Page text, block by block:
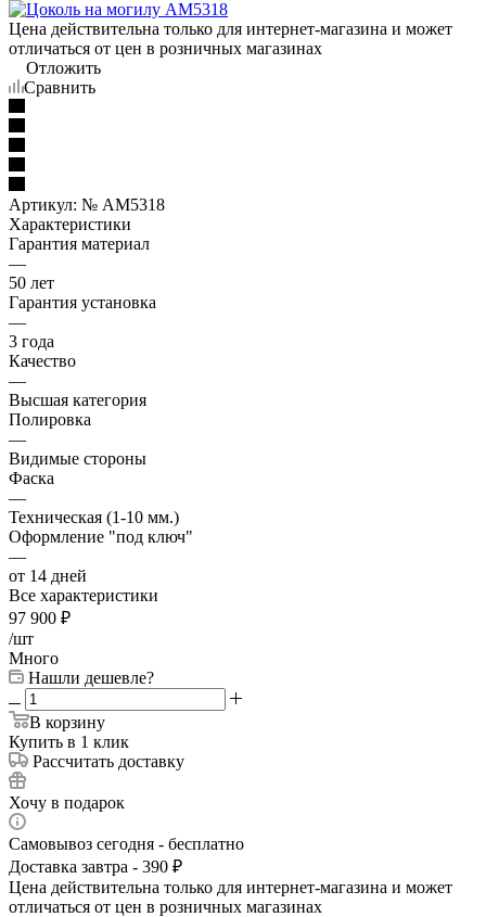
Цена действительна только для интернет-магазина и может
отличаться от цен в розничных магазинах
Отложить
Сравнить
Артикул: № AM5318
Характеристики
Гарантия материал
—
50 лет
Гарантия установка
—
3 года
Качество
—
Высшая категория
Полировка
—
Видимые стороны
Фаска
—
Техническая (1-10 мм.)
Оформление "под ключ"
—
от 14 дней
Все характеристики
97 900 ₽
/шт
Много
Нашли дешевле?
В корзину
Купить в 1 клик
Рассчитать доставку
Хочу в подарок
Самовывоз сегодня - бесплатно
Доставка завтра - 390 ₽
Цена действительна только для интернет-магазина и может
отличаться от цен в розничных магазинах